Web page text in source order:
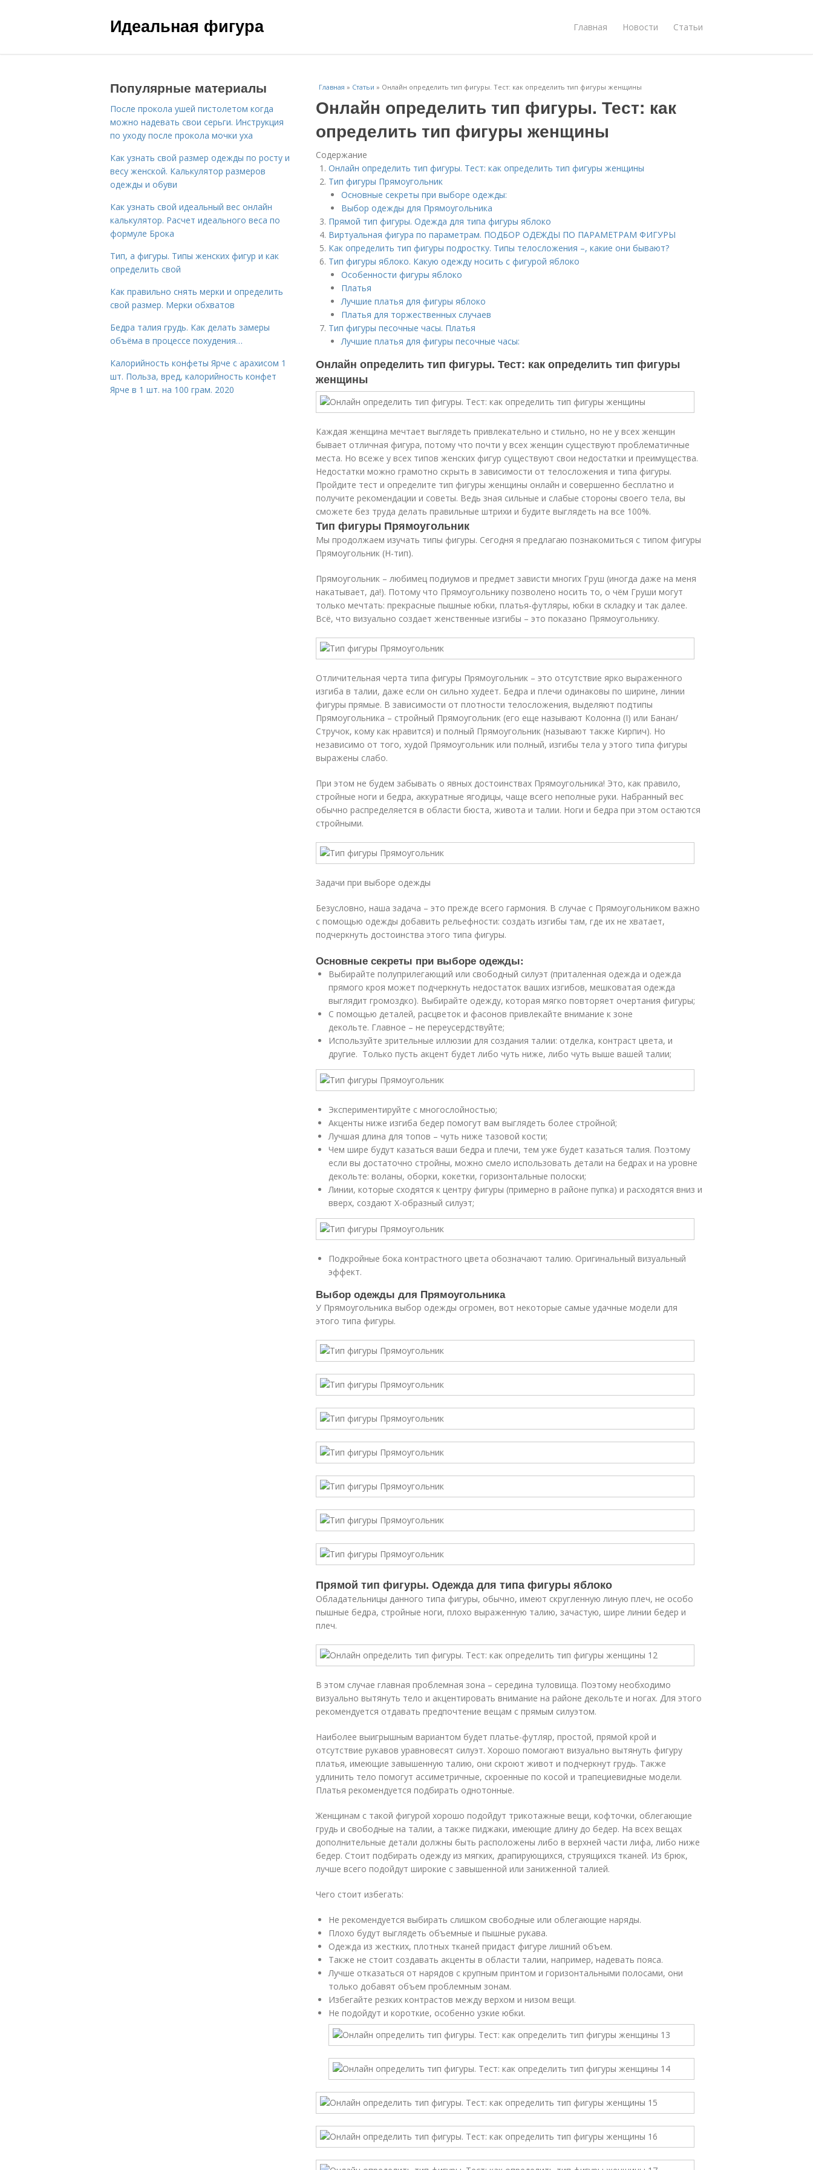
Идеальная фигура Главная Новости Статьи
Главная » Статьи » Онлайн определить тип фигуры. Тест: как определить тип фигуры женщины
Онлайн определить тип фигуры. Тест: как
определить тип фигуры женщины
Содержание
Онлайн определить тип фигуры. Тест: как определить тип фигуры женщины
Тип фигуры Прямоугольник
Основные секреты при выборе одежды:
Выбор одежды для Прямоугольника
Прямой тип фигуры. Одежда для типа фигуры яблоко
Виртуальная фигура по параметрам. ПОДБОР ОДЕЖДЫ ПО ПАРАМЕТРАМ ФИГУРЫ
Как определить тип фигуры подростку. Типы телосложения –, какие они бывают?
Тип фигуры яблоко. Какую одежду носить с фигурой яблоко
Особенности фигуры яблоко
Платья
Лучшие платья для фигуры яблоко
Платья для торжественных случаев
Тип фигуры песочные часы. Платья
Лучшие платья для фигуры песочные часы:
Онлайн определить тип фигуры. Тест: как определить тип фигуры
женщины
Каждая женщина мечтает выглядеть привлекательно и стильно, но не у всех женщин
бывает отличная фигура, потому что почти у всех женщин существуют проблематичные
места. Но всеже у всех типов женских фигур существуют свои недостатки и преимущества.
Недостатки можно грамотно скрыть в зависимости от телосложения и типа фигуры.
Пройдите тест и определите тип фигуры женщины онлайн и совершенно бесплатно и
получите рекомендации и советы. Ведь зная сильные и слабые стороны своего тела, вы
сможете без труда делать правильные штрихи и будите выглядеть на все 100%.
Тип фигуры Прямоугольник
Мы продолжаем изучать типы фигуры. Сегодня я предлагаю познакомиться с типом фигуры
Прямоугольник (H-тип).
Прямоугольник – любимец подиумов и предмет зависти многих Груш (иногда даже на меня
накатывает, да!). Потому что Прямоугольнику позволено носить то, о чём Груши могут
только мечтать: прекрасные пышные юбки, платья-футляры, юбки в складку и так далее.
Всё, что визуально создает женственные изгибы – это показано Прямоугольнику.
Отличительная черта типа фигуры Прямоугольник – это отсутствие ярко выраженного
изгиба в талии, даже если он сильно худеет. Бедра и плечи одинаковы по ширине, линии
фигуры прямые. В зависимости от плотности телосложения, выделяют подтипы
Прямоугольника – стройный Прямоугольник (его еще называют Колонна (I) или Банан/
Стручок, кому как нравится) и полный Прямоугольник (называют также Кирпич). Но
независимо от того, худой Прямоугольник или полный, изгибы тела у этого типа фигуры
выражены слабо.
При этом не будем забывать о явных достоинствах Прямоугольника! Это, как правило,
стройные ноги и бедра, аккуратные ягодицы, чаще всего неполные руки. Набранный вес
обычно распределяется в области бюста, живота и талии. Ноги и бедра при этом остаются
стройными.
Задачи при выборе одежды
Безусловно, наша задача – это прежде всего гармония. В случае с Прямоугольником важно
с помощью одежды добавить рельефности: создать изгибы там, где их не хватает,
подчеркнуть достоинства этого типа фигуры.
Основные секреты при выборе одежды:
Выбирайте полуприлегающий или свободный силуэт (приталенная одежда и одежда
прямого кроя может подчеркнуть недостаток ваших изгибов, мешковатая одежда
выглядит громоздко). Выбирайте одежду, которая мягко повторяет очертания фигуры;
С помощью деталей, расцветок и фасонов привлекайте внимание к зоне
декольте. Главное – не переусердствуйте;
Используйте зрительные иллюзии для создания талии: отделка, контраст цвета, и
другие. Только пусть акцент будет либо чуть ниже, либо чуть выше вашей талии;
Экспериментируйте с многослойностью;
Акценты ниже изгиба бедер помогут вам выглядеть более стройной;
Лучшая длина для топов – чуть ниже тазовой кости;
Чем шире будут казаться ваши бедра и плечи, тем уже будет казаться талия. Поэтому
если вы достаточно стройны, можно смело использовать детали на бедрах и на уровне
декольте: воланы, оборки, кокетки, горизонтальные полоски;
Линии, которые сходятся к центру фигуры (примерно в районе пупка) и расходятся вниз и
вверх, создают X-образный силуэт;
Подкройные бока контрастного цвета обозначают талию. Оригинальный визуальный
эффект.
Выбор одежды для Прямоугольника
У Прямоугольника выбор одежды огромен, вот некоторые самые удачные модели для
этого типа фигуры.
Прямой тип фигуры. Одежда для типа фигуры яблоко
Обладательницы данного типа фигуры, обычно, имеют скругленную линую плеч, не особо
пышные бедра, стройные ноги, плохо выраженную талию, зачастую, шире линии бедер и
плеч.
В этом случае главная проблемная зона – середина туловища. Поэтому необходимо
визуально вытянуть тело и акцентировать внимание на районе декольте и ногах. Для этого
рекомендуется отдавать предпочтение вещам с прямым силуэтом.
Наиболее выигрышным вариантом будет платье-футляр, простой, прямой крой и
отсутствие рукавов уравновесят силуэт. Хорошо помогают визуально вытянуть фигуру
платья, имеющие завышенную талию, они скроют живот и подчеркнут грудь. Также
удлинить тело помогут ассиметричные, скроенные по косой и трапециевидные модели.
Платья рекомендуется подбирать однотонные.
Женщинам с такой фигурой хорошо подойдут трикотажные вещи, кофточки, облегающие
грудь и свободные на талии, а также пиджаки, имеющие длину до бедер. На всех вещах
дополнительные детали должны быть расположены либо в верхней части лифа, либо ниже
бедер. Стоит подбирать одежду из мягких, драпирующихся, струящихся тканей. Из брюк,
лучше всего подойдут широкие с завышенной или заниженной талией.
Чего стоит избегать:
Не рекомендуется выбирать слишком свободные или облегающие наряды.
Плохо будут выглядеть объемные и пышные рукава.
Одежда из жестких, плотных тканей придаст фигуре лишний объем.
Также не стоит создавать акценты в области талии, например, надевать пояса.
Лучше отказаться от нарядов с крупным принтом и горизонтальными полосами, они
только добавят объем проблемным зонам.
Избегайте резких контрастов между верхом и низом вещи.
Не подойдут и короткие, особенно узкие юбки.
Популярные материалы
После прокола ушей пистолетом когда
можно надевать свои серьги. Инструкция
по уходу после прокола мочки уха
Как узнать свой размер одежды по росту и
весу женской. Калькулятор размеров
одежды и обуви
Как узнать свой идеальный вес онлайн
калькулятор. Расчет идеального веса по
формуле Брока
Тип, а фигуры. Типы женских фигур и как
определить свой
Как правильно снять мерки и определить
свой размер. Мерки обхватов
Бедра талия грудь. Как делать замеры
объёма в процессе похудения…
Калорийность конфеты Ярче с арахисом 1
шт. Польза, вред, калорийность конфет
Ярче в 1 шт. на 100 грам. 2020